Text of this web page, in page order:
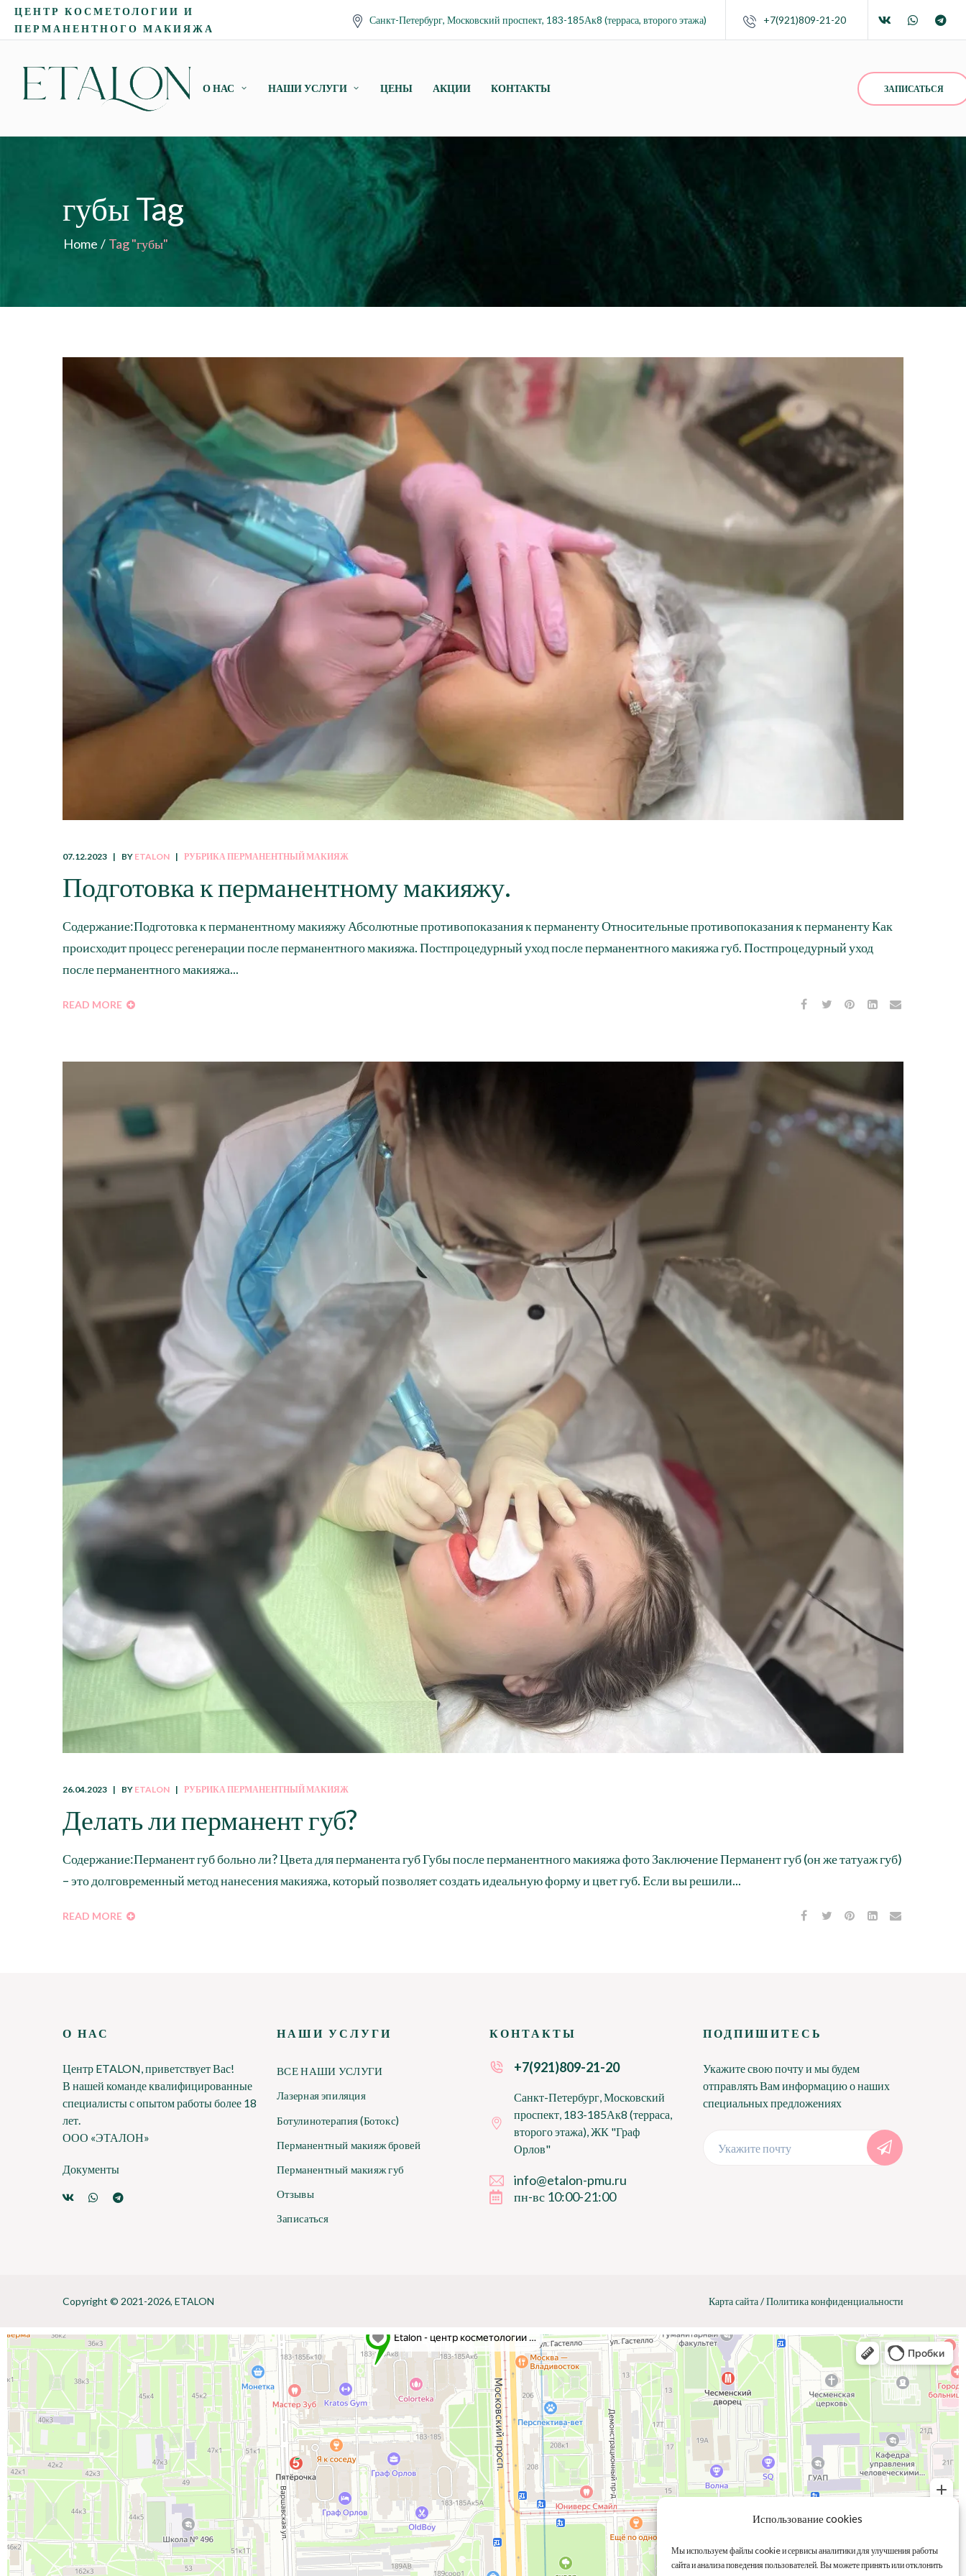
Использование cookies
Мы используем файлы cookie и сервисы аналитики для улучшения работы
сайта и анализа поведения пользователей. Вы можете принять или отклонить
ЦЕНТР КОСМЕТОЛОГИИ И
ПЕРМАНЕНТНОГО МАКИЯЖА
Санкт-Петербург, Московский проспект, 183-185Ак8 (терраса, второго этажа) +7(921)809-21-20
О НАС НАШИ УСЛУГИ ЦЕНЫ АКЦИИ КОНТАКТЫ ЗАПИСАТЬСЯ
губы Tag
Home / Tag "губы"
07.12.2023 BY ETALON РУБРИКА ПЕРМАНЕНТНЫЙ МАКИЯЖ
Подготовка к перманентному макияжу.
Содержание:Подготовка к перманентному макияжу Абсолютные противопоказания к перманенту Относительные противопоказания к перманенту Как
происходит процесс регенерации после перманентного макияжа. Постпроцедурный уход после перманентного макияжа губ. Постпроцедурный уход
после перманентного макияжа...
READ MORE
26.04.2023 BY ETALON РУБРИКА ПЕРМАНЕНТНЫЙ МАКИЯЖ
Делать ли перманент губ?
Содержание:Перманент губ больно ли? Цвета для перманента губ Губы после перманентного макияжа фото Заключение Перманент губ (он же татуаж губ)
– это долговременный метод нанесения макияжа, который позволяет создать идеальную форму и цвет губ. Если вы решили...
READ MORE
О НАС
Центр ETALON, приветствует Вас!
В нашей команде квалифицированные
специалисты с опытом работы более 18
лет.
ООО «ЭТАЛОН»
Документы
НАШИ УСЛУГИ
ВСЕ НАШИ УСЛУГИ
Лазерная эпиляция
Ботулинотерапия (Ботокс)
Перманентный макияж бровей
Перманентный макияж губ
Отзывы
Записаться
КОНТАКТЫ
+7(921)809-21-20
Санкт-Петербург, Московский
проспект, 183-185Ак8 (терраса,
второго этажа), ЖК "Граф
Орлов"
info@etalon-pmu.ru
пн-вс 10:00-21:00
ПОДПИШИТЕСЬ
Укажите свою почту и мы будем
отправлять Вам информацию о наших
специальных предложениях
Укажите почту
Copyright © 2021-2026, ETALON Карта сайта/Политика конфиденциальности